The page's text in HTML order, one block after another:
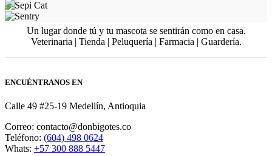
Un lugar donde tú y tu mascota se sentirán como en casa.
Veterinaria | Tienda | Peluquería | Farmacia | Guardería.
ENCUÉNTRANOS EN
Calle 49 #25-19 Medellín, Antioquia
Correo: contacto@donbigotes.co
Teléfono: (604) 498 0624
Whats: +57 300 888 5447